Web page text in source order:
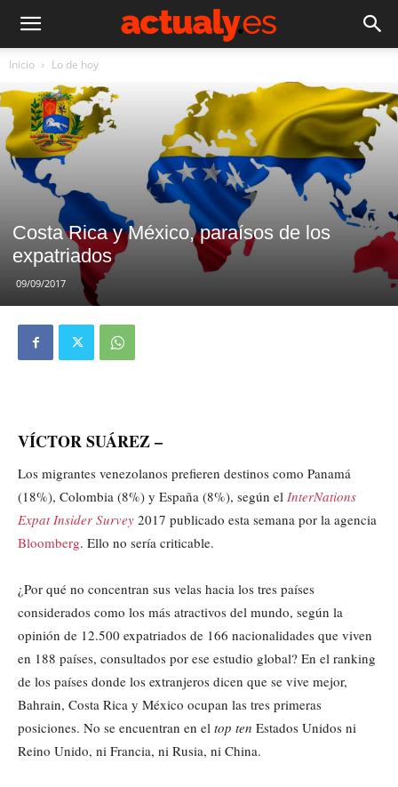
Inicio Lo de hoy
Costa Rica y México, paraísos de los
expatriados
09/09/2017
VÍCTOR SUÁREZ –
Los migrantes venezolanos prefieren destinos como Panamá
(18%), Colombia (8%) y España (8%), según el InterNations
Expat Insider Survey 2017 publicado esta semana por la agencia
Bloomberg. Ello no sería criticable.
¿Por qué no concentran sus velas hacia los tres países
considerados como los más atractivos del mundo, según la
opinión de 12.500 expatriados de 166 nacionalidades que viven
en 188 países, consultados por ese estudio global? En el ranking
de los países donde los extranjeros dicen que se vive mejor,
Bahrain, Costa Rica y México ocupan las tres primeras
posiciones. No se encuentran en el top ten Estados Unidos ni
Reino Unido, ni Francia, ni Rusia, ni China.